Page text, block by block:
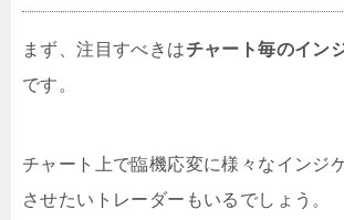
まず、注目すべきはチャート毎のイン
です。
チャート上で臨機応変に様々なインジ
させたいトレーダーもいるでしょう。